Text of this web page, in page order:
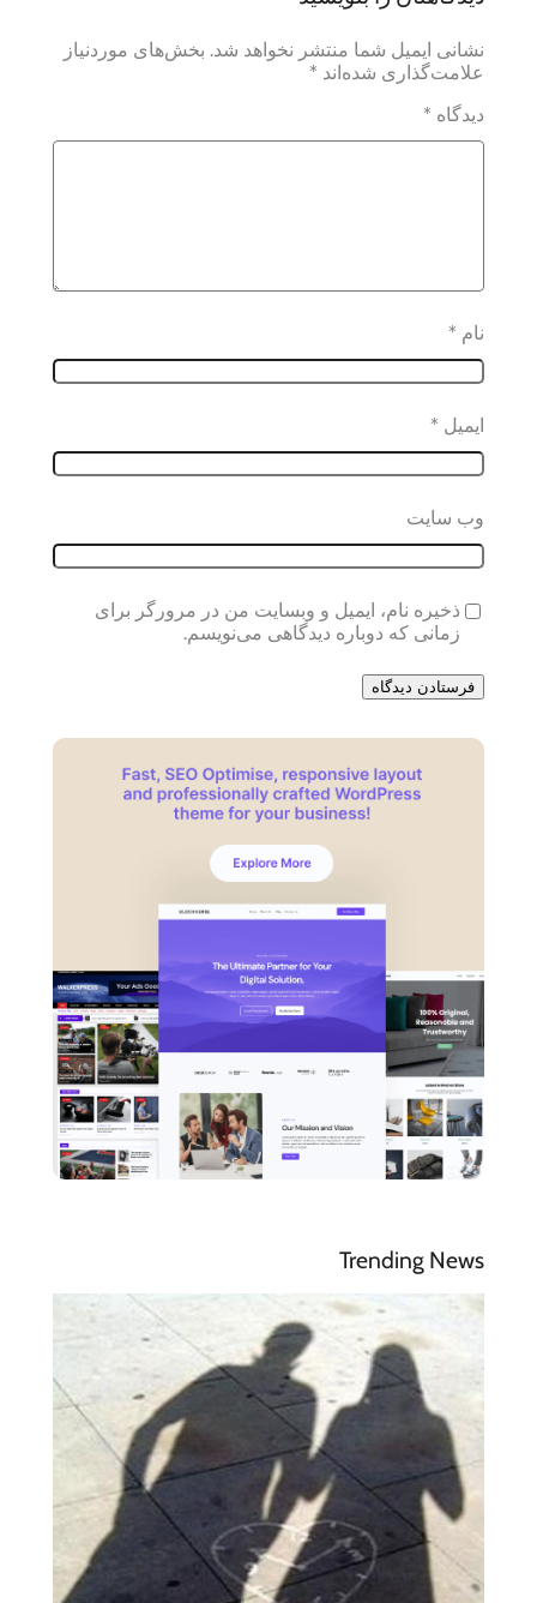
نشانی ایمیل شما منتشر نخواهد شد. بخش‌های موردنیاز
علامت‌گذاری شده‌اند *
دیدگاه *
نام *
ایمیل *
وب‌ سایت
ذخیره نام، ایمیل و وبسایت من در مرورگر برای
زمانی که دوباره دیدگاهی می‌نویسم.
Trending News